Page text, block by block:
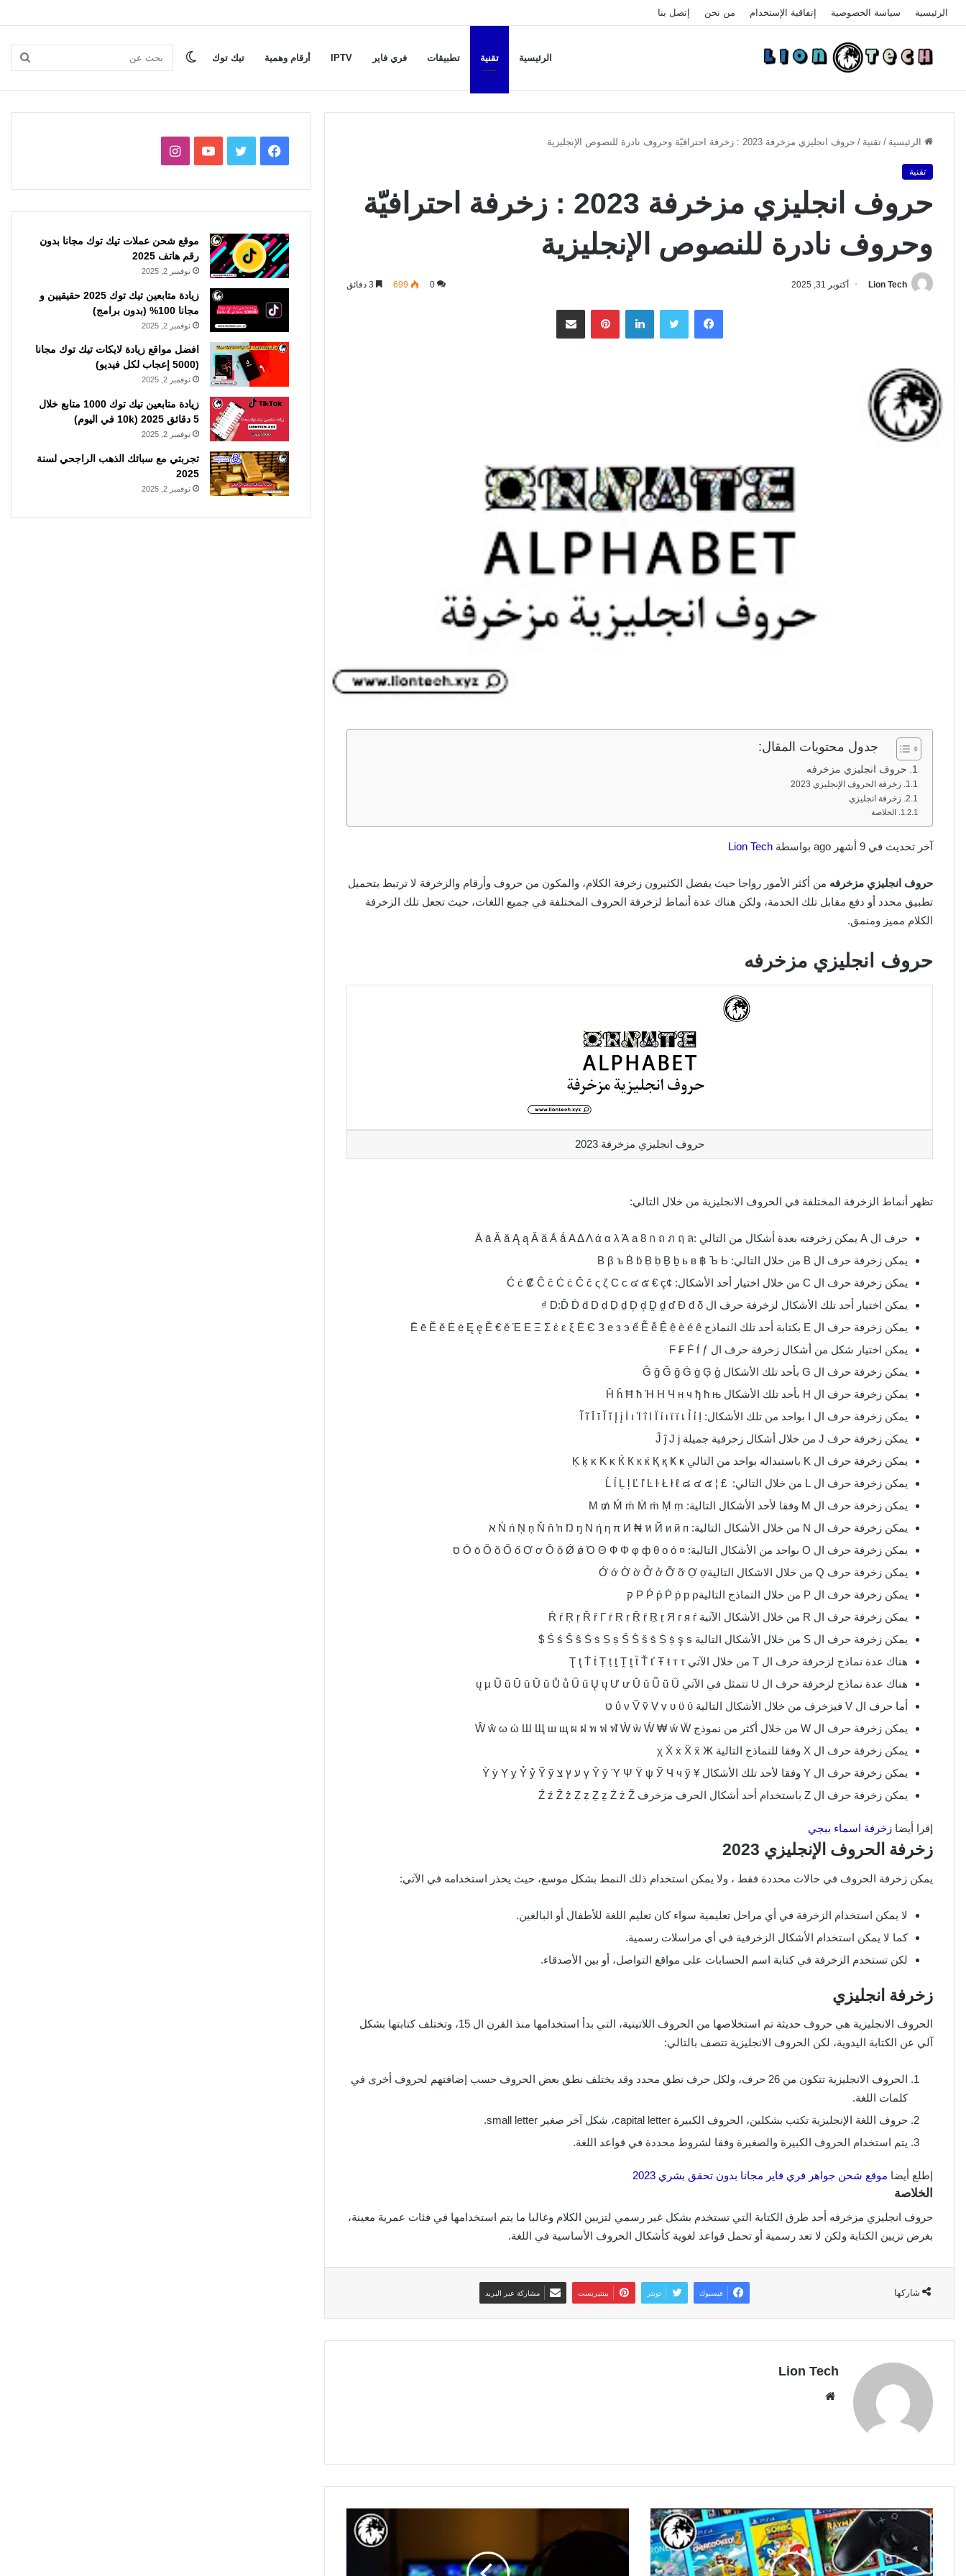
الرئيسية سياسة الخصوصية إتفاقية الإستخدام من نحن إتصل بنا
الرئيسية تقنية تطبيقات فري فاير IPTV أرقام وهمية تيك توك بحث الوضع
الرئيسية / تقنية / حروف انجليزي مزخرفة 2023 : زخرفة احترافيّة وحروف نادرة للنصوص الإنجليزية
تقنية
حروف انجليزي مزخرفة 2023 : زخرفة احترافيّة
وحروف نادرة للنصوص الإنجليزية
Lion Tech أكتوبر 31, 2025 0
699
فيسبوك تويتر لينكدإن بينتيريستمشاركة عبر البريد
جدول محتويات المقال:
حروف انجليزي مزخرفه
زخرفة الحروف الإنجليزي 2023
زخرفة انجليزي
الخلاصة
آخر تحديث في 9 أشهر ago بواسطة Lion Tech
حروف انجليزي مزخرفه من أكثر الأمور رواجا حيث يفضل الكثيرون زخرفة الكلام، والمكون من حروف وأرقام والزخرفة لا ترتبط بتحميل
تطبيق محدد أو دفع مقابل تلك الخدمة، ولكن هناك عدة أنماط لزخرفة الحروف المختلفة في جميع اللغات، حيث تجعل تلك الزخرفة
الكلام مميز ومنمق.
حروف انجليزي مزخرفه
حروف انجليزي مزخرفة 2023
تظهر أنماط الزخرفة المختلفة في الحروف الانجليزية من خلال التالي:
حرف ال A يمكن زخرفته بعدة أشكال من التالي :Ā ā Ă ă Ą ą Ǎ ǎ Ǻ ǻ Α Δ Λ ά α λ Ά а 8 ก ถ ภ ฤ ล
يمكن زخرفة حرف ال B من خلال التالي: Β β ъ Ḃ ḃ Ḅ ḅ Ḇ ḇ ь в ฿ Ъ Ь
يمكن زخرفة حرف ال C من خلال اختيار أحد الأشكال: ¢Ć ć ₡ Ĉ ĉ Ċ ċ Č č ς ζ С с ๔ ๕ € ç
يمكن اختيار أحد تلك الأشكال لزخرفة حرف ال D:Ď Ḋ ḋ Ḍ ḍ Ḏ ḏ Ḑ ḑ Ḓ ḓ ď Đ đ δ ₫
يمكن زخرفة حرف ال E بكتابة أحد تلك النماذج Ē ē Ĕ ĕ Ė ė Ę ę Ě € ě Έ Ε Ξ Σ έ ε ξ Ё Є З е з э ể Ễ ễ Ệ ệ è é ê
يمكن اختيار شكل من أشكال زخرفة حرف ال F ₣ Ḟ ḟ ƒ
يمكن زخرفة حرف ال G بأحد تلك الأشكال Ĝ ĝ Ğ ğ Ġ ġ Ģ ģ
يمكن زخرفة حرف ال H بأحد تلك الأشكال Ĥ ĥ Ħ ħ Ή Η Ч н ч ђ ћ њ
يمكن زخرفة حرف ال I بواحد من تلك الأشكال: Ĩ ĩ Ī ī Ĭ ĭ Į į İ ı Ί ΐ Ι Ϊ ί ι ϊ ї เ Ỉ ỉ Ị
يمكن زخرفة حرف J من خلال أشكال زخرفية جميلة Ĵ ĵ Ј ј
يمكن زخرفة حرف ال K باستبداله بواحد من التالي Ķ ķ ĸ Κ κ Ќ К к ќ Қ қ Ҝ ҝ
يمكن زخرفة حرف ال L من خلال التالي: £ ¦ Ĺ ĺ Ļ ļ Ľ ľ Ŀ ŀ Ł ł ℓ ๘ ๔ ๕
يمكن زخرفة حرف ال M وفقا لأحد الأشكال التالية: M ₥ Ḿ ḿ Ṁ ṁ Ṃ ṃ
يمكن زخرفة حرف ال N من خلال الأشكال التالية: Ń ń Ņ ņ Ň ň ŉ Ŋ ŋ Ν ή η π И ₦ ห Й и й п א
يمكن زخرفة حرف ال O بواحد من الأشكال التالية: ¤ Ō ō Ŏ ŏ Ő ő Ơ ơ Ǒ ǒ Ǿ ǿ Ό Θ Ф Φ φ ф θ o ό ס
يمكن زخرفة حرف Q من خلال الاشكال التاليةỚ ớ Ờ ờ Ở ở Ỡ ỡ Ợ ợ
يمكن زخرفة حرف ال P من خلال النماذج التاليةP Ṕ ṕ Ṗ ṗ p ρ ק
يمكن زخرفة حرف ال R من خلال الأشكال الآتية Ŕ ŕ Ŗ ŗ Ř ř Г ṙ Ṛ ṛ Ṝ ṝ Ṟ ṟ Я г я ѓ
يمكن زخرفة حرف ال S من خلال الأشكال التالية Ś ś Ŝ ŝ Ṡ ṡ Ṣ ṣ Ṥ Ṧ ṥ ṧ Ṩ ṩ ş ѕ $
هناك عدة نماذج لزخرفة حرف ال T من خلال الآتي Ţ ţ Ṫ ṫ Ṭ ṭ ṯ Ṱ ṱ ẗ Ť ť Ŧ ŧ т τ
هناك عدة نماذج لزخرفة حرف ال U تتمثل في الآتي ų µ Ũ ũ Ū ū Ŭ ŭ Ů ů Ű ű Ų ų Ư ư Ǔ ǔ Ǖ ǖ Ǘ
أما حرف ال V فيزخرف من خلال الأشكال التالية ΰ ν Ṽ ṽ Ṿ ṿ υ ϋ ύ ט
يمكن زخرفة حرف ال W من خلال أكثر من نموذج Ŵ ŵ ω ώ Ш Щ ш щ ผ ฝ พ ฟ ฬ Ẁ ẁ Ẃ ₩ ẃ Ẅ
يمكن زخرفة حرف ال X وفقا للنماذج التالية χ Ẋ ẋ Ẍ ẍ Ж
يمكن زخرفة حرف ال Y وفقا لأحد تلك الأشكال ¥ γ Ŷ ŷ Ύ Ψ Ϋ ψ Ў Ч ч ў ע ץ צ Ỳ ỳ Ỵ ỵ Ỷ ỷ Ỹ ỹ
يمكن زخرفة حرف ال Z باستخدام أحد أشكال الحرف مزخرف Ź ź Ẑ ẑ Ẓ ẓ Ẕ ẕ Ż ż Ž
إقرا أيضا زخرفة اسماء ببجي
زخرفة الحروف الإنجليزي 2023
يمكن زخرفة الحروف في حالات محددة فقط ، ولا يمكن استخدام ذلك النمط بشكل موسع، حيث يحذر استخدامه في الآتي:
لا يمكن استخدام الزخرفة في أي مراحل تعليمية سواء كان تعليم اللغة للأطفال أو البالغين.
كما لا يمكن استخدام الأشكال الزخرفية في أي مراسلات رسمية.
لكن تستخدم الزخرفة في كتابة اسم الحسابات على مواقع التواصل، أو بين الأصدقاء.
زخرفة انجليزي
الحروف الانجليزية هي حروف حديثة تم استخلاصها من الحروف اللاتينية، التي بدأ استخدامها منذ القرن ال 15، وتختلف كتابتها بشكل
آلي عن الكتابة اليدوية، لكن الحروف الانجليزية تتصف بالتالي:
الحروف الانجليزية تتكون من 26 حرف، ولكل حرف نطق محدد وقد يختلف نطق بعض الحروف حسب إضافتهم لحروف أخرى في
كلمات اللغة.
حروف اللغة الإنجليزية تكتب بشكلين، الحروف الكبيرة capital letter، شكل آخر صغير small letter.
يتم استخدام الحروف الكبيرة والصغيرة وفقا لشروط محددة في قواعد اللغة.
إطلع أيضا موقع شحن جواهر فري فاير مجانا بدون تحقق بشري 2023
الخلاصة
حروف انجليزي مزخرفه أحد طرق الكتابة التي تستخدم بشكل غير رسمي لتزيين الكلام وغالبا ما يتم استخدامها في فئات عمرية معينة،
بغرض تزيين الكتابة ولكن لا تعد رسمية أو تحمل قواعد لغوية كأشكال الحروف الأساسية في اللغة.
شاركها فيسبوك تويتر بينتيريست مشاركة عبر البريد
Lion Tech
فيسبوكتويتر يوتيوبانستقرام
موقع شحن عملات تيك توك مجانا بدون
رقم هاتف 2025
نوفمبر 2, 2025
زيادة متابعين تيك توك 2025 حقيقيين و
مجانا 100% (بدون برامج)
نوفمبر 2, 2025
افضل مواقع زيادة لايكات تيك توك مجانا
(5000 إعجاب لكل فيديو)
نوفمبر 2, 2025
زيادة متابعين تيك توك 1000 متابع خلال
5 دقائق 2025 (10k في اليوم)
نوفمبر 2, 2025
تجربتي مع سبائك الذهب الراجحي لسنة
2025
نوفمبر 2, 2025